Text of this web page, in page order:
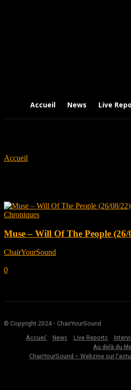
Accueil News Live
Accueil
Chroniques
Muse – Will Of The People (26/
ChairYourSound
0
© Copyright 2024 - ChairYourSound
Accueil
News Live Reports
Au delà du
ChairYourSound – Webzine sur